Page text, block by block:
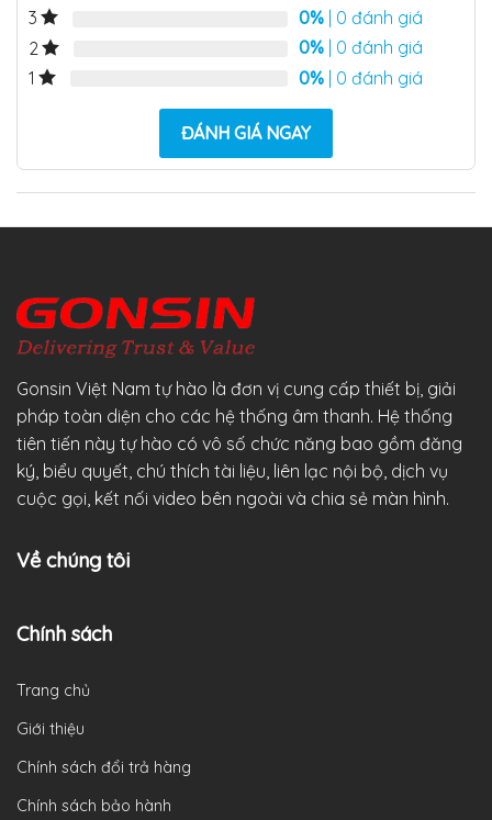
3
0% | 0 đánh giá
2
0% | 0 đánh giá
1
0% | 0 đánh giá
ĐÁNH GIÁ NGAY
Gonsin Việt Nam tự hào là đơn vị cung cấp thiết bị, giải
pháp toàn diện cho các hệ thống âm thanh. Hệ thống
tiên tiến này tự hào có vô số chức năng bao gồm đăng
ký, biểu quyết, chú thích tài liệu, liên lạc nội bộ, dịch vụ
cuộc gọi, kết nối video bên ngoài và chia sẻ màn hình.
Về chúng tôi
Chính sách
Trang chủ
Giới thiệu
Chính sách đổi trả hàng
Chính sách bảo hành